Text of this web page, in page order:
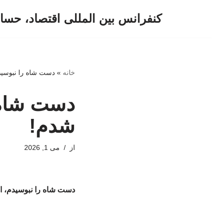
کنفرانس بین المللی اقتصاد،
خانه »دست شاه را
دست شاه
شدم!
از می 1, 2026
دست شاه را